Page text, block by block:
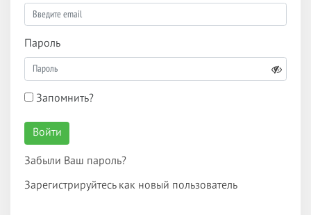
Пароль
Запомнить?
Войти
Забыли Ваш пароль?
Зарегистрируйтесь как новый пользователь